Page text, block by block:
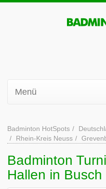
Menü
Badminton HotSpots
Rhein-Kreis Neuss
Badminton
Hallen in Busch